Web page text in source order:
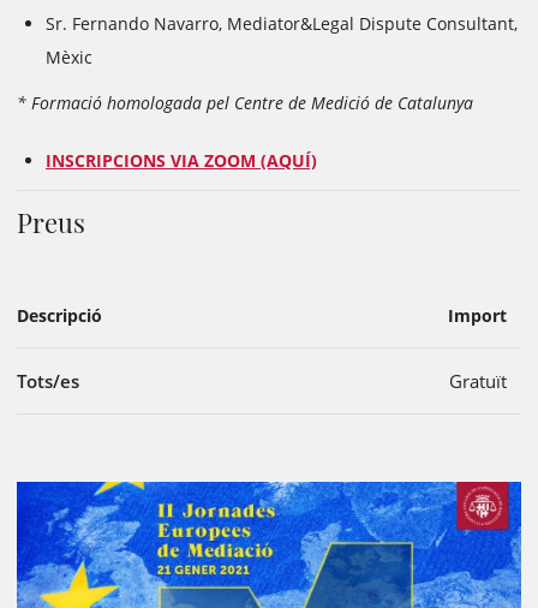
Sr. Fernando Navarro, Mediator&Legal Dispute Consultant,
Mèxic
* Formació homologada pel Centre de Medició de Catalunya
INSCRIPCIONS VIA ZOOM (AQUÍ)
Preus
Descripció Import
Tots/es Gratuït